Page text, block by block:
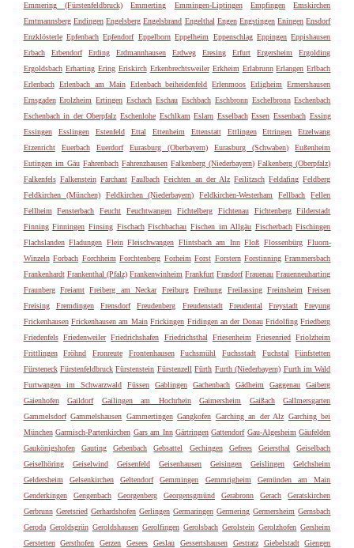
Emmering (Fürstenfeldbruck)
Emmerting Emmingen-Liptingen Empfingen
Emskirchen
Emtmannsberg Endingen Engelsberg Engelsbrand Engelthal Engen Engstingen Eningen Ensdorf
Enzklösterle Epfenbach Epfendorf Eppelborn Eppelheim Eppenschlag Eppingen Eppishausen
Erbach
Erbendorf Erding Erdmannhausen Erdweg Eresing Erfurt Ergersheim
Ergolding
Ergoldsbach Erharting Ering Eriskirch Erkenbrechtsweiler Erkheim Erlabrunn Erlangen Erlbach
Erlenbach Erlenbach am Main Erlenbach beiheidenfeld Erlenmoos Erligheim
Ermershausen
Ernsgaden Erolzheim Ertingen Eschach Eschau Eschbach Eschbronn Eschelbronn Eschenbach
Eschenbach in der Oberpfalz Eschenlohe Eschlkam Eslarn Esselbach Essen Essenbach Essing
Essingen
Esslingen Estenfeld Ettal Ettenheim Ettenstatt Ettlingen Ettringen
Etzelwang
Etzenricht
Euerbach Euerdorf Eurasburg (Oberbayern) Eurasburg (Schwaben)
Eußenheim
Eutingen im Gäu Fahrenbach Fahrenzhausen Falkenberg (Niederbayern) Falkenberg (Oberpfalz)
Falkenfels Falkenstein Farchant Faulbach Feichten an der Alz Feilitzsch Feldafing Feldberg
Feldkirchen (München)
Feldkirchen (Niederbayern) Feldkirchen-Westerham Fellbach
Fellen
Fellheim
Fensterbach Feucht Feuchtwangen Fichtelberg Fichtenau Fichtenberg
Filderstadt
Finning Finningen Finsing Fischach Fischbachau Fischen im Allgäu Fischerbach Fischingen
Flachslanden Fladungen Flein Fleischwangen Flintsbach am Inn Floß Flossenbürg Fluorn-
Winzeln Forbach Forchheim Forchtenberg Forheim Forst Forstern Forstinning Frammersbach
Frankenhardt Frankenthal (Pfalz) Frankenwinheim Frankfurt Frasdorf Frauenau Frauenneuharting
Fraunberg Freiamt Freiberg am Neckar Freiburg Freihung Freilassing Freinsheim
Freisen
Freising
Fremdingen Frensdorf Freudenberg Freudenstadt Freudental Freystadt
Freyung
Frickenhausen Frickenhausen am Main Frickingen Fridingen an der Donau Fridolfing Friedberg
Friedenfels Friedenweiler Friedrichshafen Friedrichsthal Friesenheim Friesenried Friolzheim
Frittlingen
Fröhnd Fronreute Frontenhausen Fuchsmühl Fuchsstadt Fuchstal
Fünfstetten
Fürsteneck Fürstenfeldbruck Fürstenstein Fürstenzell Fürth Furth (Niederbayern) Furth im Wald
Furtwangen im Schwarzwald
Füssen Gablingen Gachenbach Gädheim Gaggenau
Gaiberg
Gaienhofen
Gaildorf Gailingen am Hochrhein Gaimersheim Gaißach
Gallmersgarten
Gammelsdorf Gammelshausen Gammertingen Gangkofen Garching an der Alz Garching bei
München Garmisch-Partenkirchen Gars am Inn Gärtringen Gattendorf Gau-Algesheim Gäufelden
Gaukönigshofen
Gauting Gebenbach Gebsattel Gechingen Gefrees Geiersthal
Geiselbach
Geiselhöring
Geiselwind Geisenfeld Geisenhausen Geisingen Geislingen
Gelchsheim
Geldersheim
Gelsenkirchen Geltendorf Gemmingen Gemmrigheim
Gemünden am Main
Genderkingen
Gengenbach Georgenberg Georgensgmünd Gerabronn Gerach
Geratskirchen
Gerbrunn Geretsried Gerhardshofen Gerlingen Germaringen Germering Germersheim Gernsbach
Geroda Geroldsgrün Geroldshausen Gerolfingen Gerolsbach Gerolstein Gerolzhofen Gersheim
Gerstetten
Gersthofen Gerzen Gesees Geslau Gessertshausen Gestratz Giebelstadt
Giengen